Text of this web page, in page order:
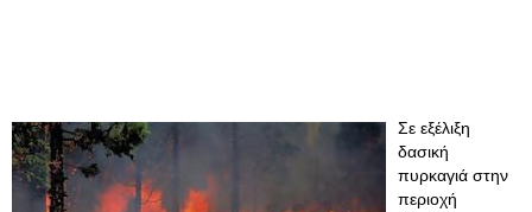
Σε εξέλιξη
δασική
πυρκαγιά στην
περιοχή